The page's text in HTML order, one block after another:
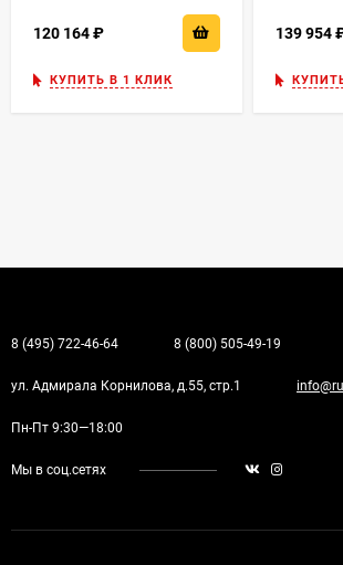
120 164
КУПИТЬ В 1 КЛИК
139 954
8 (495) 722-46-64 8 (800) 505-49-19
ул. Адмирала Корнилова, д.55, стр.1
Пн-Пт 9:30—18:00
Мы в соц.сетях